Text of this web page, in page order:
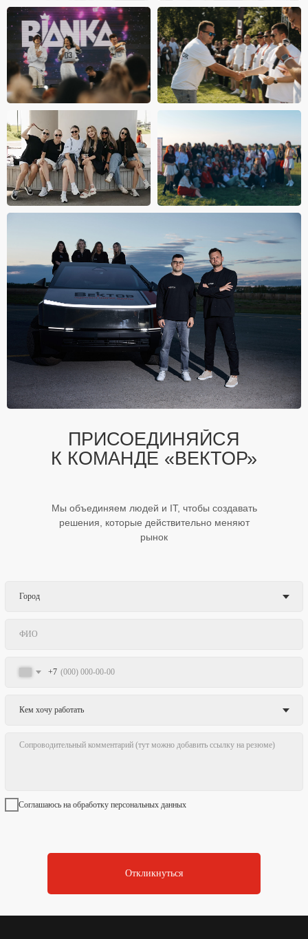
Мы объединяем людей и IT, чтобы создавать
решения, которые действительно меняют
рынок
ПРИСОЕДИНЯЙСЯ
К КОМАНДЕ «ВЕКТОР»
+7
Соглашаюсь на обработку персональных данных
Откликнуться